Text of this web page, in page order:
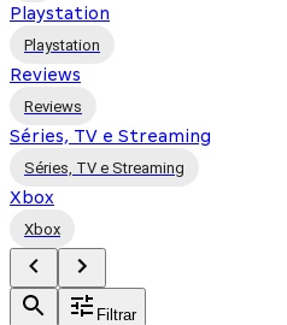
Playstation
Playstation
Reviews
Reviews
Séries, TV e Streaming
Séries, TV e Streaming
Xbox
Xbox
Filtrar